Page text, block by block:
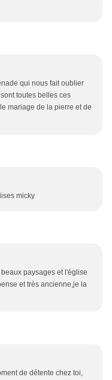
qui nous fait oublier
toutes belles ces
mariage de la pierre et de
micky
paysages et l'église
et très ancienne,je la
de détente chez toi,